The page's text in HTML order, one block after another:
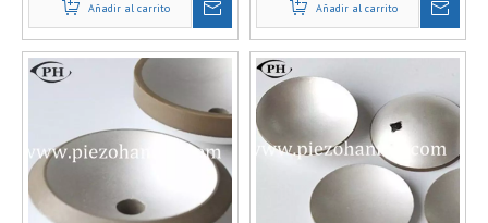
médica
Añadir al carrito
de la belleza
Añadir al carrito